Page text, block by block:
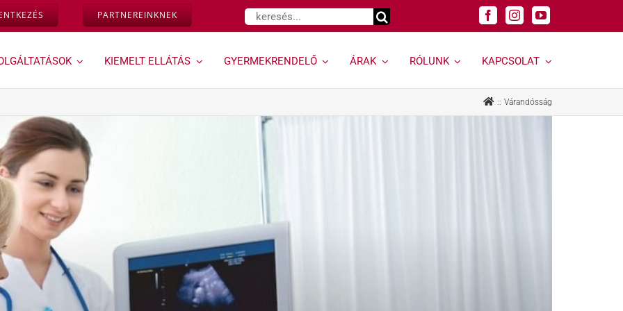
PARTNEREINKNEK Keresés...
magzati
diagnosztika »
Down-szűrés és egyéb
magzati genetikai
rendellenességek
vizsgálata az első
trimeszterben
Kombinált teszt
Ultrahangos
vizsgálataink
Magzati és
várandósság alatti
gyermekrendelő »
vizsgálatok »
Felnőtt
szakrendelések »
KIEMELT ELLÁTÁS GYERMEKRENDELŐ ÁRAK RÓLUNK KAPCSOLAT
Várandósság